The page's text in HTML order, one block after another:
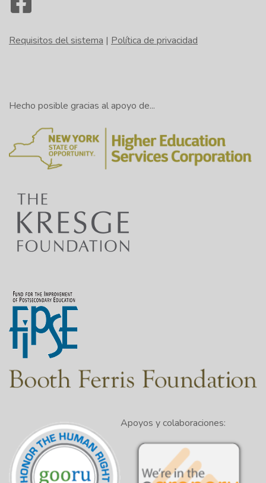
Requisitos del sistema | Política de privacidad
Hecho posible gracias al apoyo de...
Apoyos y colaboraciones: